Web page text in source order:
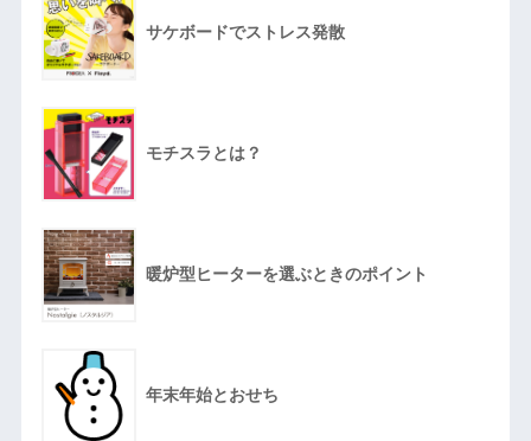
サケボードでストレス発散
モチスラとは？
暖炉型ヒーターを選ぶときのポイント
年末年始とおせち